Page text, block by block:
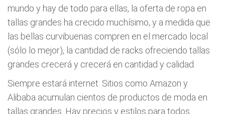
mundo y hay de todo para ellas, la oferta de ropa en
tallas grandes ha crecido muchísimo, y a medida que
las bellas curvibuenas compren en el mercado local
(sólo lo mejor), la cantidad de racks ofreciendo tallas
grandes crecerá y crecerá en cantidad y calidad.
Siempre estará internet. Sitios como Amazon y
Alibaba acumulan cientos de productos de moda en
tallas grandes. Hay precios y estilos para todos.